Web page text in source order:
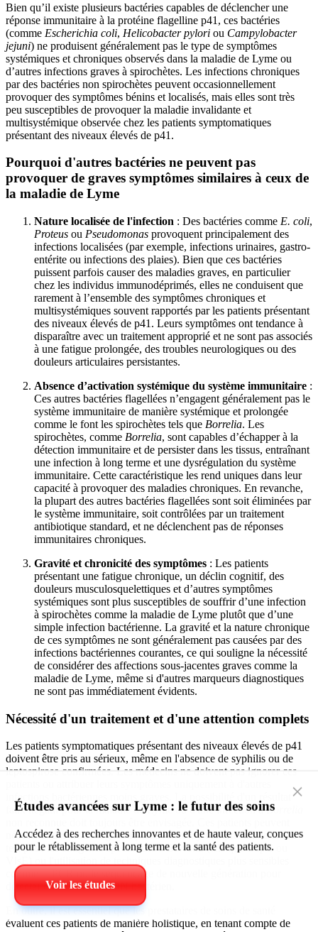
Bien qu’il existe plusieurs bactéries capables de déclencher une
réponse immunitaire à la protéine flagelline p41, ces bactéries
(comme Escherichia coli, Helicobacter pylori ou Campylobacter
jejuni) ne produisent généralement pas le type de symptômes
systémiques et chroniques observés dans la maladie de Lyme ou
d’autres infections graves à spirochètes. Les infections chroniques
par des bactéries non spirochètes peuvent occasionnellement
provoquer des symptômes bénins et localisés, mais elles sont très
peu susceptibles de provoquer la maladie invalidante et
multisystémique observée chez les patients symptomatiques
présentant des niveaux élevés de p41.
Pourquoi d'autres bactéries ne peuvent pas
provoquer de graves symptômes similaires à ceux de
la maladie de Lyme
Nature localisée de l'infection : Des bactéries comme E. coli,
Proteus ou Pseudomonas provoquent principalement des
infections localisées (par exemple, infections urinaires, gastro-
entérite ou infections des plaies). Bien que ces bactéries
puissent parfois causer des maladies graves, en particulier
chez les individus immunodéprimés, elles ne conduisent que
rarement à l’ensemble des symptômes chroniques et
multisystémiques souvent rapportés par les patients présentant
des niveaux élevés de p41. Leurs symptômes ont tendance à
disparaître avec un traitement approprié et ne sont pas associés
à une fatigue prolongée, des troubles neurologiques ou des
douleurs articulaires persistantes.
Absence d’activation systémique du système immunitaire :
Ces autres bactéries flagellées n’engagent généralement pas le
système immunitaire de manière systémique et prolongée
comme le font les spirochètes tels que Borrelia. Les
spirochètes, comme Borrelia, sont capables d’échapper à la
détection immunitaire et de persister dans les tissus, entraînant
une infection à long terme et une dysrégulation du système
immunitaire. Cette caractéristique les rend uniques dans leur
capacité à provoquer des maladies chroniques. En revanche,
la plupart des autres bactéries flagellées sont soit éliminées par
le système immunitaire, soit contrôlées par un traitement
antibiotique standard, et ne déclenchent pas de réponses
immunitaires chroniques.
Gravité et chronicité des symptômes : Les patients
présentant une fatigue chronique, un déclin cognitif, des
douleurs musculosquelettiques et d’autres symptômes
systémiques sont plus susceptibles de souffrir d’une infection
à spirochètes comme la maladie de Lyme plutôt que d’une
simple infection bactérienne. La gravité et la nature chronique
de ces symptômes ne sont généralement pas causées par des
infections bactériennes courantes, ce qui souligne la nécessité
de considérer des affections sous-jacentes graves comme la
maladie de Lyme, même si d'autres marqueurs diagnostiques
ne sont pas immédiatement évidents.
Nécessité d'un traitement et d'une attention complets
Les patients symptomatiques présentant des niveaux élevés de p41
doivent être pris au sérieux, même en l'absence de syphilis ou de
leptospirose confirmées. Les médecins ne doivent pas ignorer ces
infections bactériennes moins graves. La possibilité d'un résultat
faux négatif pour la maladie de Lyme ou d'une infection àBorrelia
nécessiter des tests diagnostiques avancés, y compris un nouveau
test pour les antigènes spécifiques àBorrelia(tels que OspC ou
VlsE) ou l'utilisation de techniques diagnostiques plus sensibles
comme la PCR ou le séquençage de nouvelle génération pour
détecter directement l'ADN bactérien.
En outre, il est essentiel que les prestataires de soins de santé
évaluent ces patients de manière holistique, en tenant compte de
×
Études avancées sur Lyme : le futur des soins
Accédez à des recherches innovantes et de haute valeur, conçues